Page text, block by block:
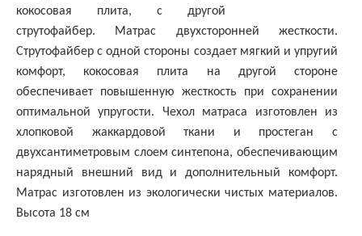
кокосовая плита, с другой
струтофайбер. Матрас двухсторонней жесткости.
Струтофайбер с одной стороны создает мягкий и упругий
комфорт, кокосовая плита на другой стороне
обеспечивает повышенную жесткость при сохранении
оптимальной упругости. Чехол матраса изготовлен из
хлопковой жаккардовой ткани и простеган с
двухсантиметровым слоем синтепона, обеспечивающим
нарядный внешний вид и дополнительный комфорт.
Матрас изготовлен из экологически чистых материалов.
Высота 18 см